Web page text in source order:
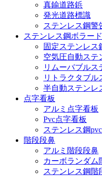
真鍮道路鋲
発光道路標識
ステンレス鋼警
ステンレス鋼ボラード
固定ステンレス
空気圧自動ステ
リムーバブルス
リトラクタブル
半自動ステンレ
点字看板
アルミ点字看板
Pvc点字看板
ステンレス鋼
階段段鼻
アルミ階段段鼻
カーボランダム
ステンレス鋼階